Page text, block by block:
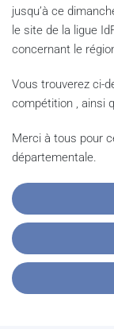
jusqu’à ce
le site de la ligue
concernant le
Vous trouverez ci-
compétition , ainsi
Merci à tous pour
départementale.